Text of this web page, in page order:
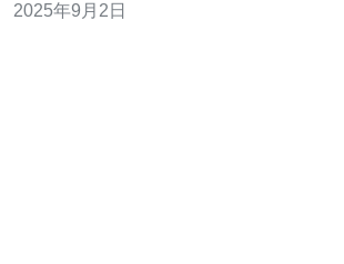
提升访问速度和用户体验，而在成本方面
2025年9月2日